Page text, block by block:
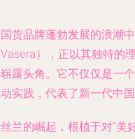
货品牌蓬勃发展的浪潮
），正以其独特的
露头角。它不仅仅是一
实践，代表了新一代中
兰的崛起，根植于对“美